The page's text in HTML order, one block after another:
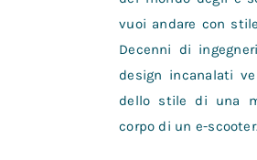
vuoi andare con
Decenni di
design incanalati
dello stile di una
corpo di un e-